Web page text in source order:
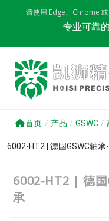
请使用 Edge、Chrome 或
专业可靠
首页 / 产品 / GSWC /
6002-HT2 | 德国GSWC轴承
6002-HT2 | 德国
承